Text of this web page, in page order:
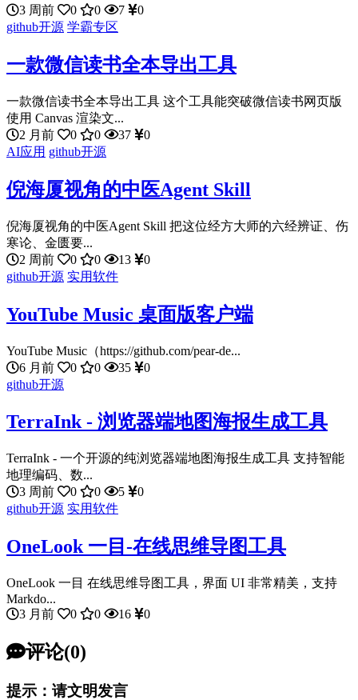
3 周前
0 0 7
0
github开源 学霸专区
一款微信读书全本导出工具
一款微信读书全本导出工具 这个工具能突破微信读书网页版
使用 Canvas 渲染文...
2 月前
0 0 37
0
AI应用 github开源
倪海厦视角的中医Agent Skill
倪海厦视角的中医Agent Skill 把这位经方大师的六经辨证、伤
寒论、金匮要...
2 周前
0 0 13
0
github开源 实用软件
YouTube Music 桌面版客户端
YouTube Music（https://github.com/pear-de...
6 月前
0 0 35
0
github开源
TerraInk - 浏览器端地图海报生成工具
TerraInk - 一个开源的纯浏览器端地图海报生成工具 支持智能
地理编码、数...
3 周前
0 0 5
0
github开源 实用软件
OneLook 一目-在线思维导图工具
OneLook 一目 在线思维导图工具，界面 UI 非常精美，支持
Markdo...
3 月前
0 0 16 0
评论(0)
提示：请文明发言